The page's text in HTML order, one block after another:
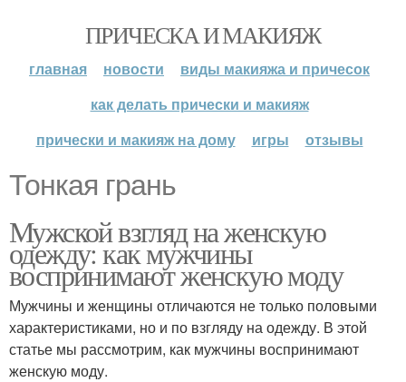
ПРИЧЕСКА И МАКИЯЖ
главная новости
виды макияжа и причесок
как делать прически и макияж
прически и макияж на дому
игры отзывы
Тонкая грань
Мужской взгляд на женскую
одежду: как мужчины
воспринимают женскую моду
Мужчины и женщины отличаются не только половыми
характеристиками, но и по взгляду на одежду. В этой
статье мы рассмотрим, как мужчины воспринимают
женскую моду.